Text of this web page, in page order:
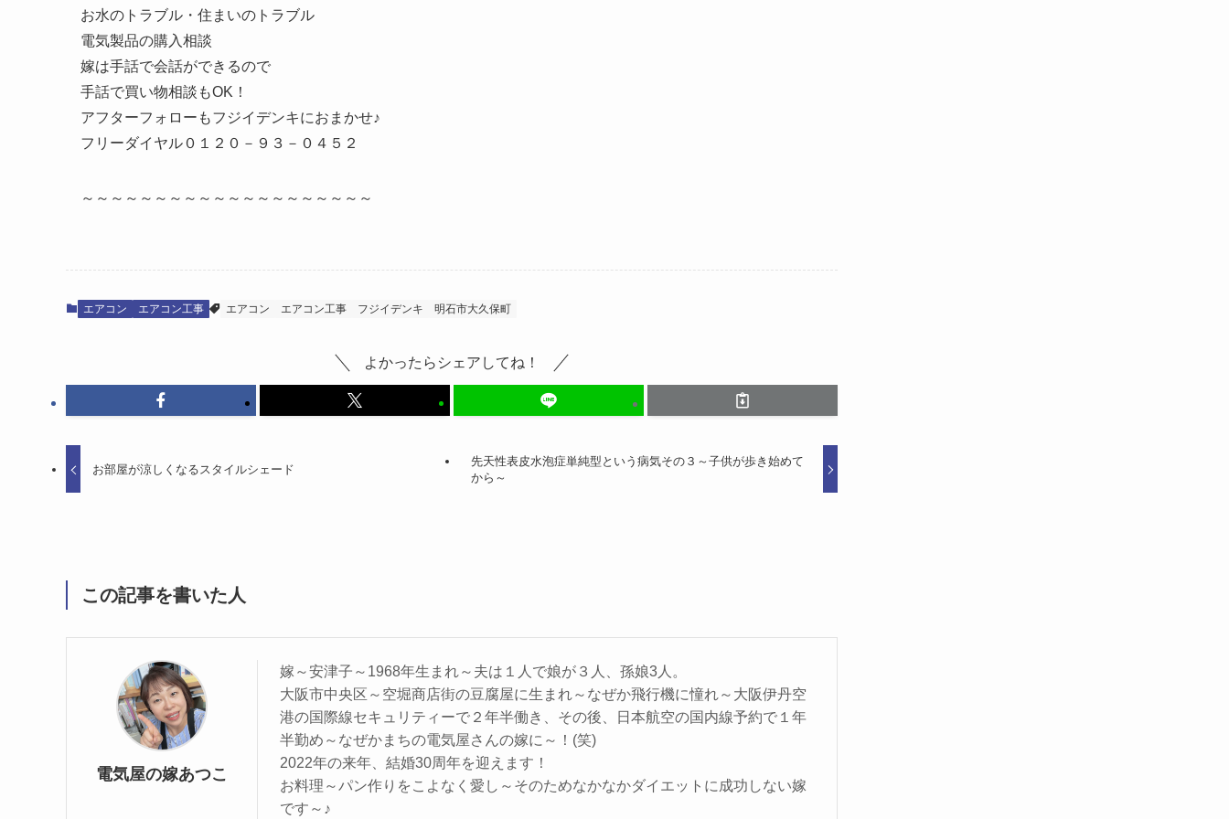
お水のトラブル・住まいのトラブル
電気製品の購入相談
嫁は手話で会話ができるので
手話で買い物相談もOK！
アフターフォローもフジイデンキにおまかせ♪
フリーダイヤル０１２０－９３－０４５２
～～～～～～～～～～～～～～～～～～～～
エアコン エアコン工事 エアコン エアコン工事 フジイデンキ 明石市大久保町
よかったらシェアしてね！
お部屋が涼しくなるスタイルシェード
先天性表皮水泡症単純型という病気その３～子供が歩き始めて
から～
この記事を書いた人
電気屋の嫁あつこ
嫁～安津子～1968年生まれ～夫は１人で娘が３人、孫娘3人。
大阪市中央区～空堀商店街の豆腐屋に生まれ～なぜか飛行機に憧れ～大阪伊丹空
港の国際線セキュリティーで２年半働き、その後、日本航空の国内線予約で１年
半勤め～なぜかまちの電気屋さんの嫁に～！(笑)
2022年の来年、結婚30周年を迎えます！
お料理～パン作りをこよなく愛し～そのためなかなかダイエットに成功しない嫁
です～♪